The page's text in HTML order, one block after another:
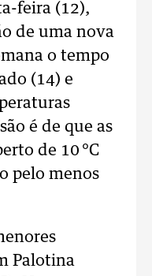
feira (12),
de uma nova
o tempo
(14) e
é de que as
de 10 °C
pelo menos
Palotina